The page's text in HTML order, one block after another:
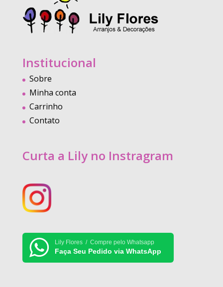
Institucional
Sobre
Minha conta
Carrinho
Contato
Curta a Lily no Instragram
Lily Flores / Compre pelo Whatsapp
Faça Seu Pedido via WhatsApp